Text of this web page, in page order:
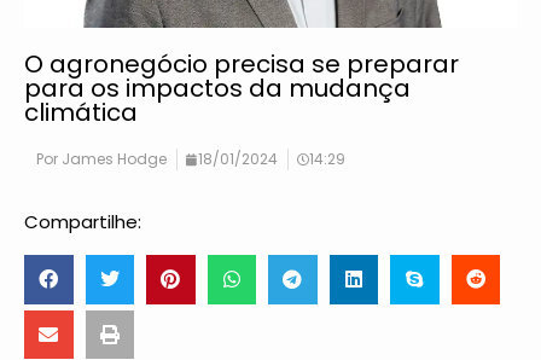
O agronegócio precisa se preparar
para os impactos da mudança
climática
Por James Hodge 18/01/2024 14:29
Compartilhe: